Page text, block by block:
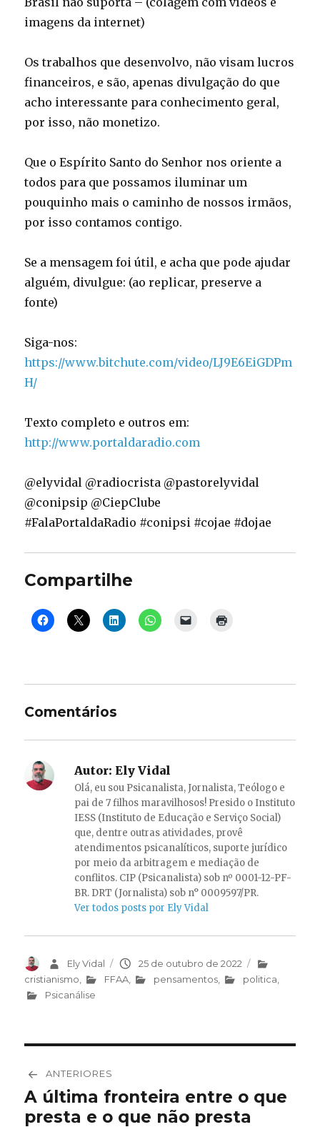
imagens da internet)
Os trabalhos que desenvolvo, não visam lucros
financeiros, e são, apenas divulgação do que
acho interessante para conhecimento geral,
por isso, não monetizo.
Que o Espírito Santo do Senhor nos oriente a
todos para que possamos iluminar um
pouquinho mais o caminho de nossos irmãos,
por isso contamos contigo.
Se a mensagem foi útil, e acha que pode ajudar
alguém, divulgue: (ao replicar, preserve a
fonte)
Siga-nos:
https://www.bitchute.com/video/LJ9E6EiGDPm
H/
Texto completo e outros em:
http://www.portaldaradio.com
@elyvidal @radiocrista @pastorelyvidal
@conipsip @CiepClube
#FalaPortaldaRadio #conipsi #cojae #dojae
Compartilhe
Comentários
Autor: Ely Vidal
Olá, eu sou Psicanalista, Jornalista, Teólogo e
pai de 7 filhos maravilhosos! Presido o Instituto
IESS (Instituto de Educação e Serviço Social)
que, dentre outras atividades, provê
atendimentos psicanalíticos, suporte jurídico
por meio da arbitragem e mediação de
conflitos. CIP (Psicanalista) sob nº 0001-12-PF-
BR. DRT (Jornalista) sob n° 0009597/PR.
Ver todos posts por Ely Vidal
AutorEly Vidal
Publicado
em
25 de outubro de 2022
Categorias
cristianismo
FFAA pensamentos politica
Psicanálise
de
Post
ANTERIORES
Post
anterior:
A última fronteira entre o que
presta e o que não presta